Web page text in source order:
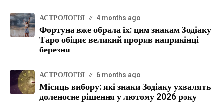
АСТРОЛОГІЯ 4 months ago
Фортуна вже обрала їх: цим знакам Зодіаку
Таро обіцяє великий прорив наприкінці
березня
АСТРОЛОГІЯ 6 months ago
Місяць вибору: які знаки Зодіаку ухвалять
доленосне рішення у лютому 2026 року